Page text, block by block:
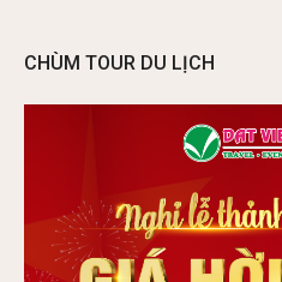
CHÙM TOUR DU LỊCH